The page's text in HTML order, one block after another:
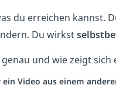
du erreichen kannst.
Du wirkst
und wie zeigt
Video aus einem